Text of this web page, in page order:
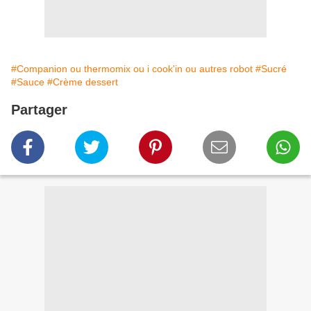
#Companion ou thermomix ou i cook'in ou autres robot #Sucré
#Sauce #Crème dessert
Partager